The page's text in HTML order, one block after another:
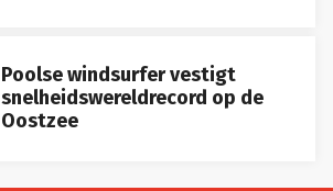
Poolse windsurfer vestigt
snelheidswereldrecord op de
Oostzee